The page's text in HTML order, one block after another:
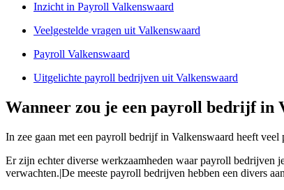
Inzicht in Payroll Valkenswaard
Veelgestelde vragen uit Valkenswaard
Payroll Valkenswaard
Uitgelichte payroll bedrijven uit Valkenswaard
Wanneer zou je een payroll bedrijf in
In zee gaan met een payroll bedrijf in Valkenswaard heeft
Er zijn echter diverse werkzaamheden waar payroll bedrijven
verwachten.|De meeste payroll bedrijven hebben een divers